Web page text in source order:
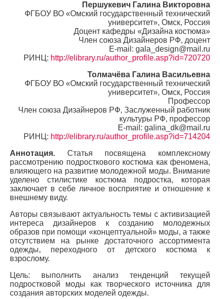
Першукевич Галина Викторовна
ФГБОУ ВО «Омский государственный технический
университет», Омск, Россия
Доцент кафедры «Дизайна костюма»
Член союза Дизайнеров РФ, доцент
E-mail: gala_design@mail.ru
РИНЦ: http://elibrary.ru/author_profile.asp?id=720720
Толмачёва Галина Васильевна
ФГБОУ ВО «Омский государственный технический
университет», Омск, Россия
Профессор
Член союза Дизайнеров РФ, Заслуженный работник
культуры РФ, профессор
E-mail: galina_dk@mail.ru
РИНЦ: http://elibrary.ru/author_profile.asp?id=714204
Аннотация. Статья посвящена комплексному
рассмотрению подросткового костюма как феномена,
влияющего на развитие молодежной моды. Внимание
уделено стилистике костюма подростка, которая
заключает в себе личное восприятие и отношение к
внешнему виду.
Авторы связывают актуальность темы с активизацией
интереса дизайнеров к созданию молодежных
образов при помощи «концептуальной» моды, а также
отсутствием на рынке достаточного ассортимента
одежды, переходного от детского костюма к
взрослому.
Цель: выполнить анализ тенденций текущей
подростковой моды как творческого источника для
создания авторских моделей одежды.